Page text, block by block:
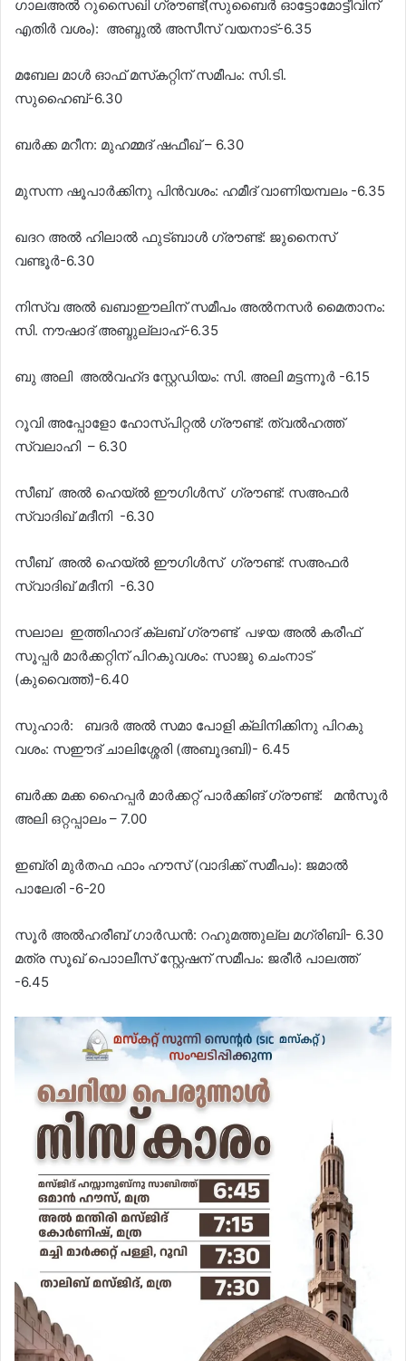
ഗാലഅൽ റുസൈഖി ഗ്രൗണ്ട്(സുബൈർ ഓട്ടോമോട്ടീവിന്
എതിർ വശം): അബ്ദുൽ അസീസ് വയനാട്-6.35
മബേല മാൾ ഓഫ് മസ്‌കറ്റിന് സമീപം: സി.ടി.
സുഹൈബ്-6.30
ബര്‍ക്ക മറീന: മുഹമ്മദ്‌ ഷഫീഖ് – 6.30
മുസന്ന ഷൂപാര്‍ക്കിനു പിന്‍വശം: ഹമീദ് വാണിയമ്പലം -6.35
ഖദറ അൽ ഹിലാൽ ഫുട്ബാൾ ഗ്രൗണ്ട്: ജുനൈസ്
വണ്ടൂര്‍-6.30
നിസ്വ അൽ ഖബാഈലിന് സമീപം അൽനസർ മൈതാനം:
സി. നൗഷാദ് അബ്ദുല്ലാഹ്-6.35
ബു അലി അൽവഹ്ദ സ്റ്റേഡിയം: സി. അലി മട്ടന്നൂർ -6.15
റൂവി അപ്പോളോ ഹോസ്പിറ്റൽ ഗ്രൗണ്ട്: ത്വൽഹത്ത്
സ്വലാഹി – 6.30
സീബ് അൽ ഹെയ്ൽ ഈഗിൾസ് ഗ്രൗണ്ട്: സഅഫർ
സ്വാദിഖ് മദീനി -6.30
സീബ് അൽ ഹെയ്ൽ ഈഗിൾസ് ഗ്രൗണ്ട്: സഅഫർ
സ്വാദിഖ് മദീനി -6.30
സലാല ഇത്തിഹാദ് ക്ലബ് ഗ്രൗണ്ട് പഴയ അൽ കരീഫ്
സൂപ്പർ മാർക്കറ്റിന് പിറകുവശം: സാജു ചെംനാട്
(കുവൈത്ത്)-6.40
സുഹാർ: ബദർ അൽ സമാ പോളി ക്ലിനിക്കിനു പിറകു
വശം: സഈദ് ചാലിശ്ശേരി (അബൂദബി)- 6.45
ബർക്ക മക്ക ഹൈപ്പർ മാർക്കറ്റ് പാർക്കിങ് ഗ്രൗണ്ട്: മൻസൂർ
അലി ഒറ്റപ്പാലം – 7.00
ഇബ്രി മുർതഫ ഫാം ഹൗസ് (വാദിക്ക് സമീപം): ജമാൽ
പാലേരി -6-20
സൂർ അൽഹരീബ് ഗാർഡൻ: റഹുമത്തുല്ല മഗ്‌രിബി- 6.30
മത്ര സൂഖ് പൊാലീസ് സ്റ്റേഷന് സമീപം: ജരീർ പാലത്ത്
-6.45